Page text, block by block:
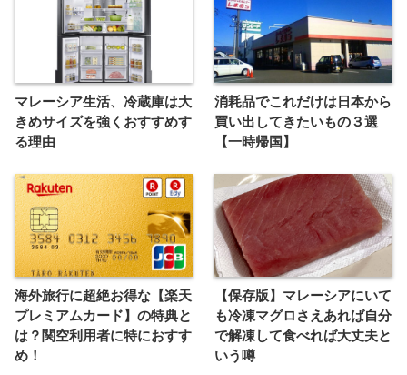
マレーシア生活、冷蔵庫は大
きめサイズを強くおすすめす
る理由
消耗品でこれだけは日本から
買い出してきたいもの３選
【一時帰国】
海外旅行に超絶お得な【楽天
プレミアムカード】の特典と
は？関空利用者に特におすす
め！
【保存版】マレーシアにいて
も冷凍マグロさえあれば自分
で解凍して食べれば大丈夫と
いう噂